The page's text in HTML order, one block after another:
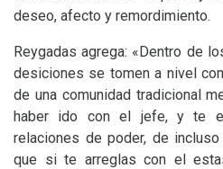
deseo, afecto y remordimiento.
Reygadas agrega: «Dentro de
desiciones se tomen a nivel
de una comunidad tradicional
haber ido con el jefe, y te
relaciones de poder, de
que si te arreglas con el